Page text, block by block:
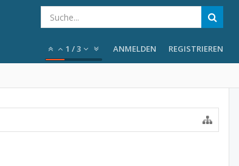
1 /3 ANMELDEN REGISTRIEREN